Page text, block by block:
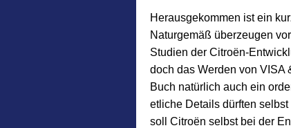
Herausgekommen ist ein
Naturgemäß überzeugen
Studien der Citroën-
doch das Werden von VISA
Buch natürlich auch ein
etliche Details dürften
soll Citroën selbst bei der